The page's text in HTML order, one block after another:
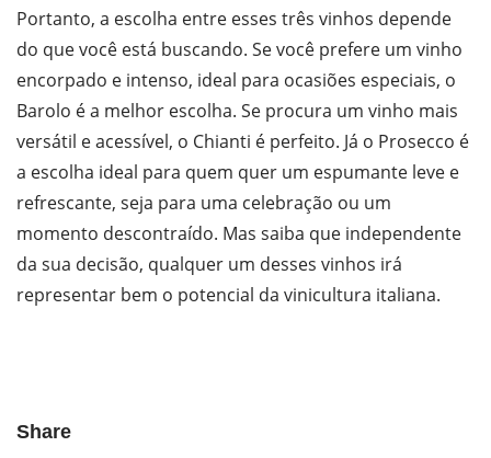
Portanto, a escolha entre esses três vinhos depende
do que você está buscando. Se você prefere um vinho
encorpado e intenso, ideal para ocasiões especiais, o
Barolo é a melhor escolha. Se procura um vinho mais
versátil e acessível, o Chianti é perfeito. Já o Prosecco é
a escolha ideal para quem quer um espumante leve e
refrescante, seja para uma celebração ou um
momento descontraído. Mas saiba que independente
da sua decisão, qualquer um desses vinhos irá
representar bem o potencial da vinicultura italiana.
Share